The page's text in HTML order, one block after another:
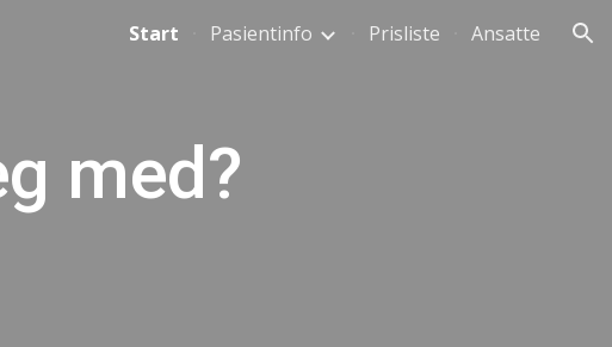
Start Pasientinfo Prisliste Ansatte
med?